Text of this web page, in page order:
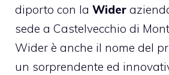
diporto con la Wider
sede a Castelvecchio di
Wider è anche il nome del
un sorprendente ed